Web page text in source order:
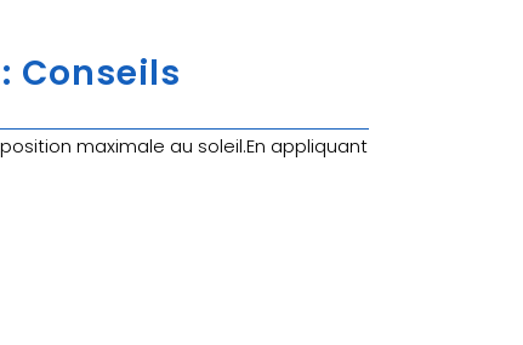
Conseils
maximale au soleil.En appliquant